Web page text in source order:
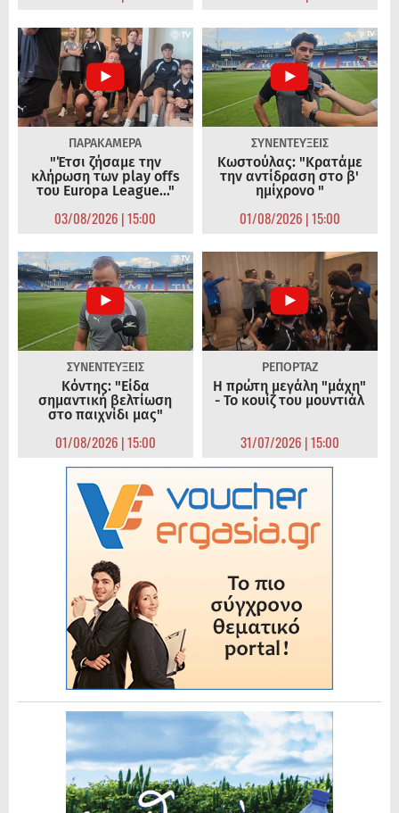
ΠΑΡΑΚΑΜΕΡΑ
"Έτσι ζήσαμε την
κλήρωση των play offs
του Europa League..."
03/08/2026 | 15:00
ΣΥΝΕΝΤΕΥΞΕΙΣ
Κωστούλας: "Κρατάμε
την αντίδραση στο β'
ημίχρονο "
01/08/2026 | 15:00
ΣΥΝΕΝΤΕΥΞΕΙΣ
Κόντης: "Είδα
σημαντική βελτίωση
στο παιχνίδι μας"
01/08/2026 | 15:00
ΡΕΠΟΡΤΑΖ
Η πρώτη μεγάλη "μάχη"
- Το κουίζ του μουντιάλ
31/07/2026 | 15:00